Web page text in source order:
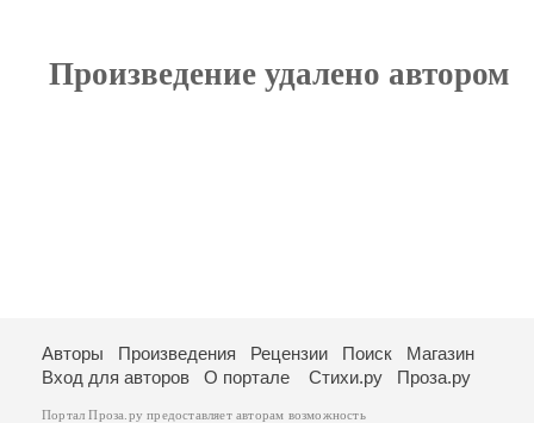
Произведение удалено автором
Авторы Произведения Рецензии Поиск
Магазин
Вход для авторов
О портале Стихи.ру Проза.ру
Портал Проза.ру предоставляет авторам возможность